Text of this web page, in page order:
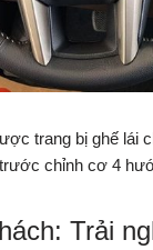
trang bị ghế lái
chỉnh cơ 4
Trải